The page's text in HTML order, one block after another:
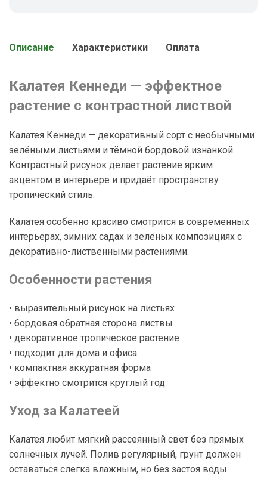
Описание Характеристики Оплата
Калатея Кеннеди — эффектное
растение с контрастной листвой
Калатея Кеннеди — декоративный сорт с необычными
зелёными листьями и тёмной бордовой изнанкой.
Контрастный рисунок делает растение ярким
акцентом в интерьере и придаёт пространству
тропический стиль.
Калатея особенно красиво смотрится в современных
интерьерах, зимних садах и зелёных композициях с
декоративно-лиственными растениями.
Особенности растения
• выразительный рисунок на листьях
• бордовая обратная сторона листвы
• декоративное тропическое растение
• подходит для дома и офиса
• компактная аккуратная форма
• эффектно смотрится круглый год
Уход за Калатеей
Калатея любит мягкий рассеянный свет без прямых
солнечных лучей. Полив регулярный, грунт должен
оставаться слегка влажным, но без застоя воды.